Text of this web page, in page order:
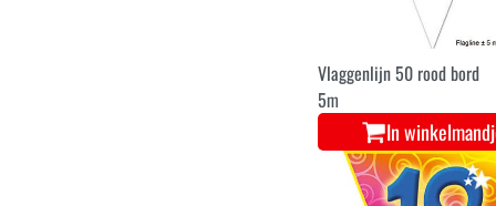
Vlaggenlijn 50 rood bord
5m
In